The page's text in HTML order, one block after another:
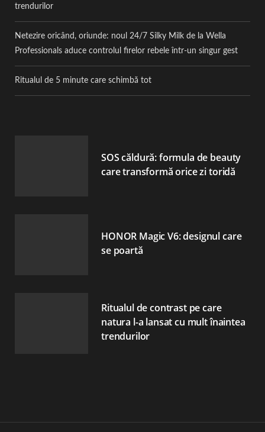
trendurilor
Netezire oricând, oriunde: noul 24/7 Silky Milk de la Wella
Professionals aduce controlul firelor rebele într-un singur gest
Ritualul de 5 minute care schimbă tot
SOS căldură: formula de beauty
care transformă orice zi toridă
HONOR Magic V6: designul care
se poartă
Ritualul de contrast pe care
natura l-a lansat cu mult înaintea
trendurilor